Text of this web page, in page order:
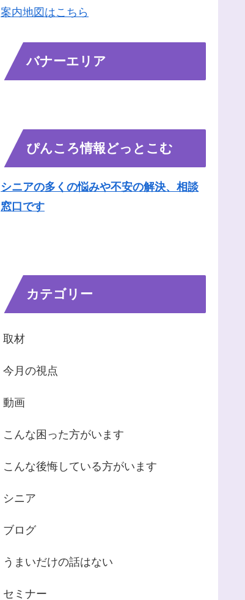
案内地図はこちら
バナーエリア
ぴんころ情報どっとこむ
シニアの多くの悩みや不安の解決、相談
窓口です
カテゴリー
取材
今月の視点
動画
こんな困った方がいます
こんな後悔している方がいます
シニア
ブログ
うまいだけの話はない
セミナー